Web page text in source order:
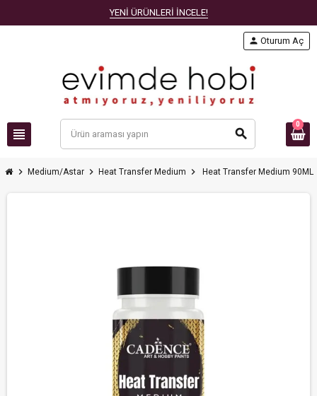
YENİ ÜRÜNLERİ İNCELE!
view_headline search
person Oturum Aç
0
chevron_right Medium/Astar chevron_right Heat Transfer Medium chevron_right Heat Transfer Medium 90ML